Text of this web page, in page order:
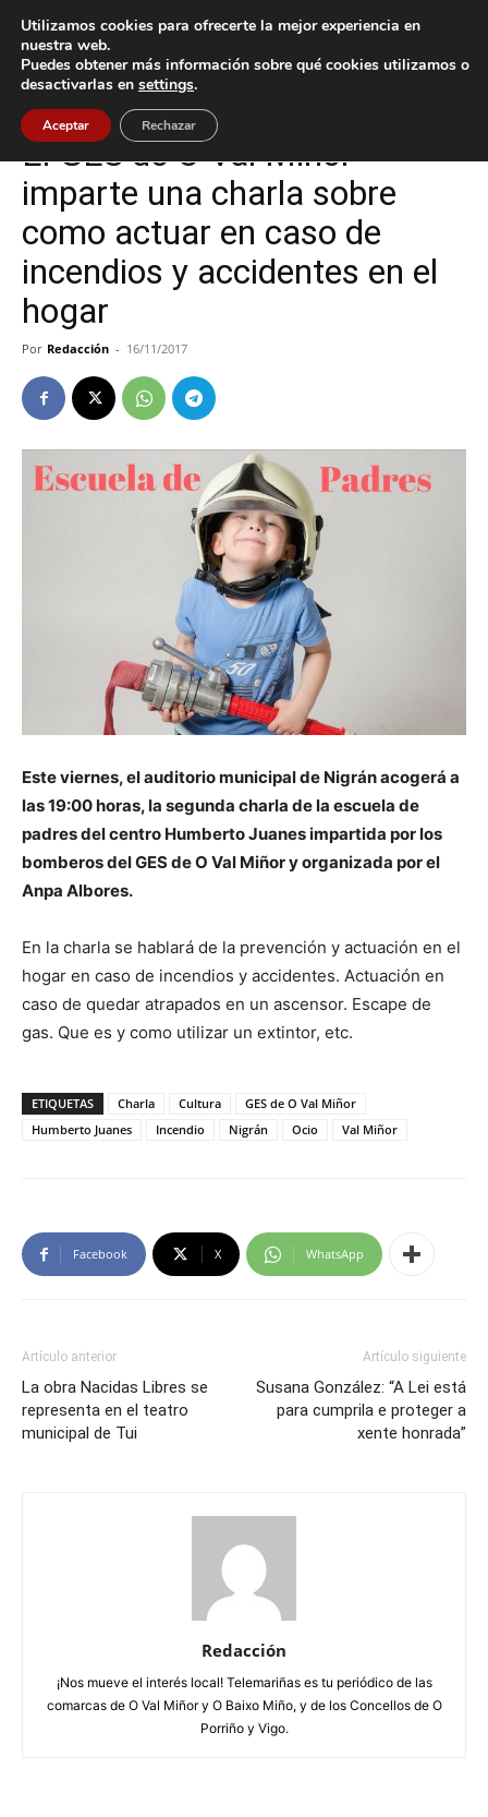
Inicio Cultura / Ocio
Cultura / Ocio Nigrán
El GES de O Val Miñor
imparte una charla sobre
como actuar en caso de
incendios y accidentes en el
hogar
Por Redacción - 16/11/2017
Este viernes, el auditorio municipal de Nigrán acogerá a
las 19:00 horas, la segunda charla de la escuela de
padres del centro Humberto Juanes impartida por los
bomberos del GES de O Val Miñor y organizada por el
Anpa Albores.
En la charla se hablará de la prevención y actuación en el
hogar en caso de incendios y accidentes. Actuación en
caso de quedar atrapados en un ascensor. Escape de
gas. Que es y como utilizar un extintor, etc.
ETIQUETAS Charla Cultura
GES de O Val Miñor
Humberto Juanes
Incendio Nigrán Ocio Val Miñor
Facebook X WhatsApp
Artículo anterior
La obra Nacidas Libres se
representa en el teatro
municipal de Tui
Artículo siguiente
Susana González: “A Lei está
para cumprila e proteger a
xente honrada”
Redacción
¡Nos mueve el interés local! Telemariñas es tu periódico de las
comarcas de O Val Miñor y O Baixo Miño, y de los Concellos de O
Porriño y Vigo.
Utilizamos cookies para ofrecerte la mejor experiencia en
nuestra web.
Puedes obtener más información sobre qué cookies utilizamos o
desactivarlas en settings.
Aceptar Rechazar